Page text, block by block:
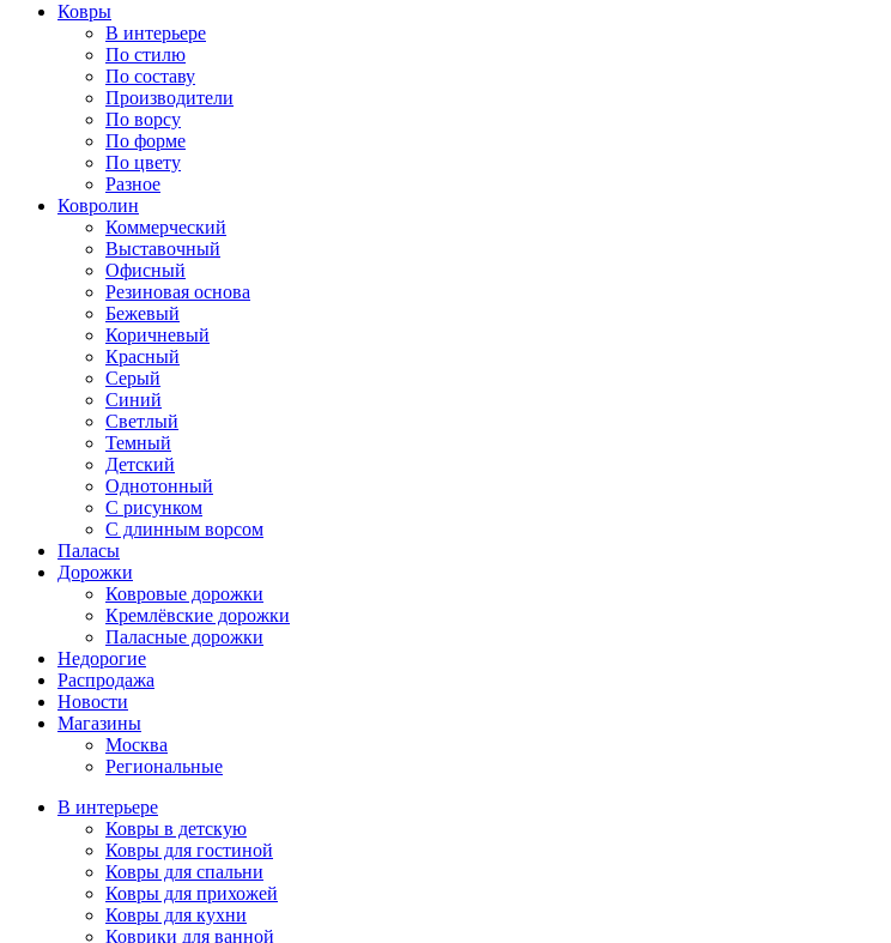
Ковры
В интерьере
По стилю
По составу
Производители
По ворсу
По форме
По цвету
Разное
Ковролин
Коммерческий
Выставочный
Офисный
Резиновая основа
Бежевый
Коричневый
Красный
Серый
Синий
Светлый
Темный
Детский
Однотонный
С рисунком
С длинным ворсом
Паласы
Дорожки
Ковровые дорожки
Кремлёвские дорожки
Паласные дорожки
Недорогие
Распродажа
Новости
Магазины
Москва
Региональные
В интерьере
Ковры в детскую
Ковры для гостиной
Ковры для спальни
Ковры для прихожей
Ковры для кухни
Коврики для ванной